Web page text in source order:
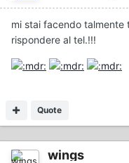
mi stai facendo talmente
rispondere al tel.!!!
Quote
wings